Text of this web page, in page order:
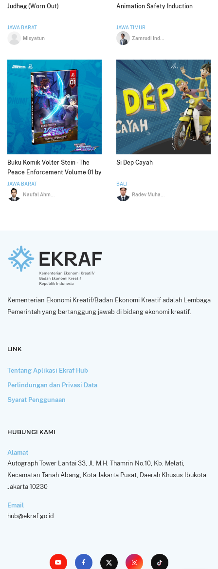
Judheg (Worn Out)
JAWA BARAT
Misyatun
Animation Safety Induction
JAWA TIMUR
Buku Komik Volter Stein - The
Peace Enforcement Volume 01 by
Anindosta
JAWA BARAT
Si Dep Cayah
BALI
Kementerian Ekonomi Kreatif/Badan Ekonomi Kreatif adalah Lembaga
Pemerintah yang bertanggung jawab di bidang ekonomi kreatif.
LINK
Tentang Aplikasi Ekraf Hub
Perlindungan dan Privasi Data
Syarat Penggunaan
HUBUNGI KAMI
Alamat
Autograph Tower Lantai 33, Jl. M.H. Thamrin No.10, Kb. Melati,
Kecamatan Tanah Abang, Kota Jakarta Pusat, Daerah Khusus Ibukota
Jakarta 10230
Email
hub@ekraf.go.id